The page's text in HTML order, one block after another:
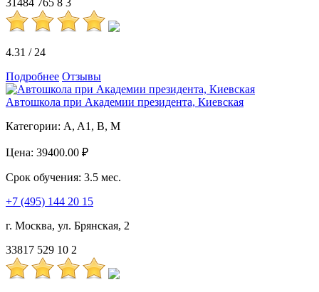
4.31 / 24
Подробнее Отзывы
Автошкола при Академии президента, Киевская
Категории: A, A1, B, M
Цена: 39400.00 ₽
Срок обучения: 3.5 мес.
+7 (495) 144 20 15
г. Москва, ул. Брянская, 2
33817 529 10 2